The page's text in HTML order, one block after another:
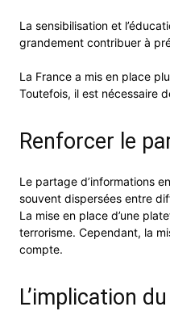
La sensibilisation et
grandement contribuer à
La France a mis en place
Toutefois, il est nécessaire
Renforcer le
Le partage d’informations
souvent dispersées entre
La mise en place d’une
terrorisme. Cependant, la
compte.
L’implication